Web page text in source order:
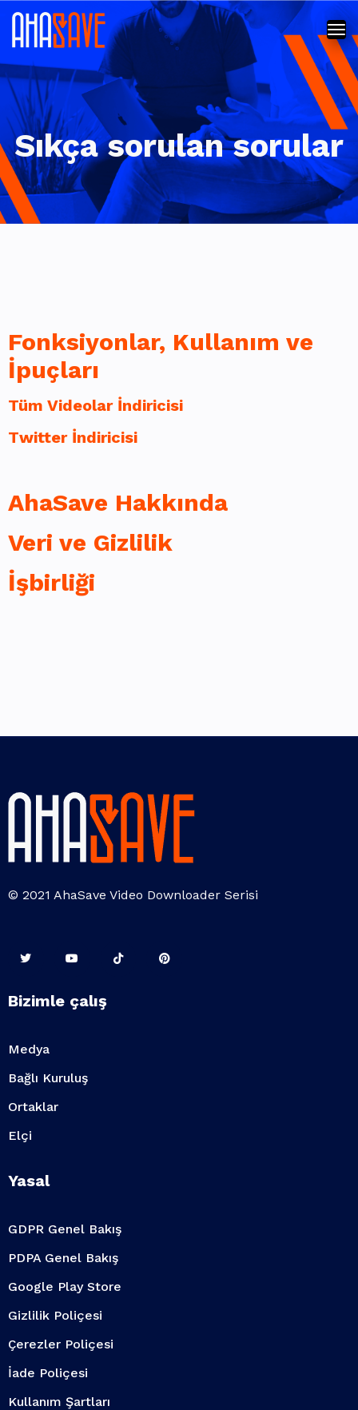
Sıkça sorulan sorular
Fonksiyonlar, Kullanım ve
İpuçları
Tüm Videolar İndiricisi
Twitter İndiricisi
AhaSave Hakkında
Veri ve Gizlilik
İşbirliği
© 2021 AhaSave Video Downloader Serisi
Bizimle çalış
Medya
Bağlı Kuruluş
Ortaklar
Elçi
Yasal
GDPR Genel Bakış
PDPA Genel Bakış
Google Play Store
Gizlilik Poliçesi
Çerezler Poliçesi
İade Poliçesi
Kullanım Şartları